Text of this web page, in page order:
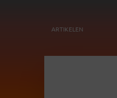
ARTIKELEN